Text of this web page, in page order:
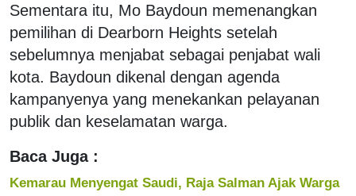
Sementara itu, Mo Baydoun memenangkan
pemilihan di Dearborn Heights setelah
sebelumnya menjabat sebagai penjabat wali
kota. Baydoun dikenal dengan agenda
kampanyenya yang menekankan pelayanan
publik dan keselamatan warga.
Baca Juga :
Kemarau Menyengat Saudi, Raja Salman Ajak Warga